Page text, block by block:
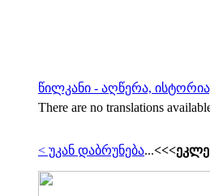
წილკანი - აღწერა,
There are no translations
< უკან დაბრუნება...